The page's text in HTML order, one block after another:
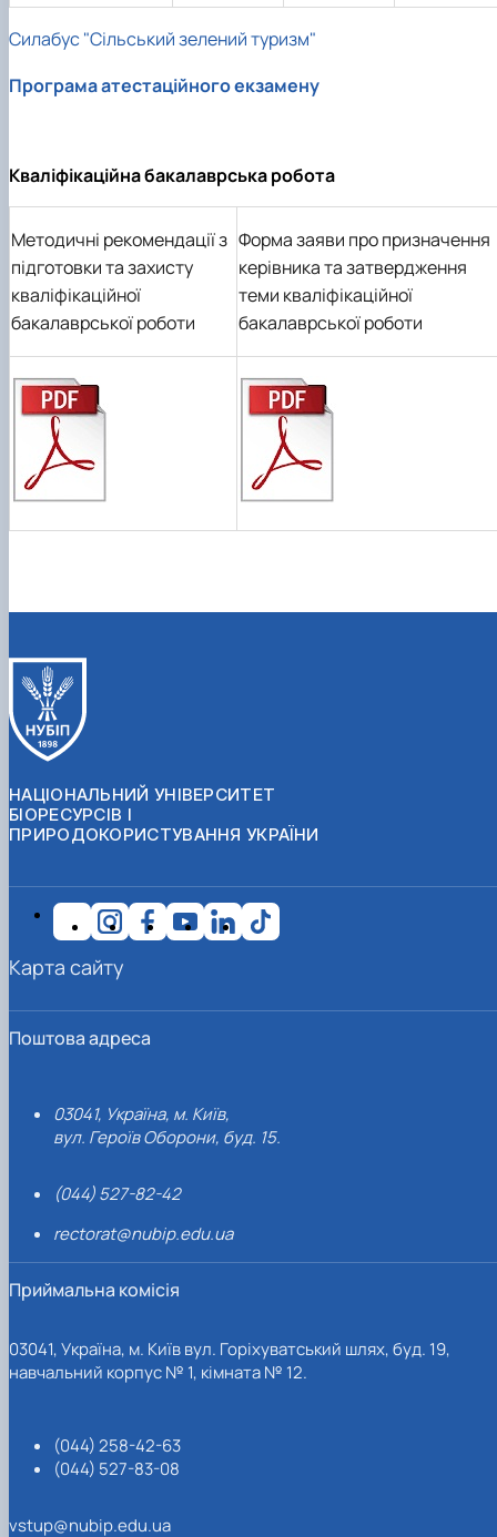
Силабус "Сільський зелений туризм"
Програма атестаційного екзамену
Кваліфікаційна бакалаврська робота
Методичні рекомендації з
підготовки та захисту
кваліфікаційної
бакалаврської роботи
Форма заяви про призначення
керівника та затвердження
теми кваліфікаційної
бакалаврської роботи
НАЦІОНАЛЬНИЙ УНІВЕРСИТЕТ
БІОРЕСУРСІВ І
ПРИРОДОКОРИСТУВАННЯ УКРАЇНИ
Поштова адреса
03041, Україна, м. Київ,
вул. Героїв Оборони, буд. 15.
(044) 527-82-42
rectorat@nubip.edu.ua
Приймальна комісія
03041, Україна, м. Київ вул. Горіхуватський шлях, буд. 19,
навчальний корпус № 1, кімната № 12.
(044) 258-42-63
(044) 527-83-08
vstup@nubip.edu.ua
Карта сайту